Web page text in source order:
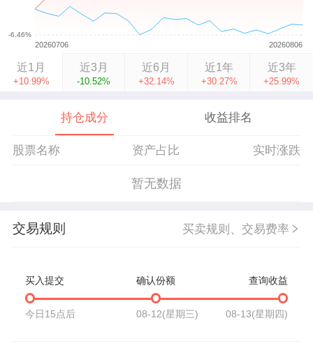
近1月
+10.99%
近3月
-10.52%
近6月
+32.14%
近1年
+30.27%
近3年
+25.99%
持仓成分 收益排名
股票名称 资产占比 实时涨跌
暂无数据
交易规则 买卖规则、交易费率
买入提交 确认份额 查询收益
今日15点后 08-12(星期三) 08-13(星期四)